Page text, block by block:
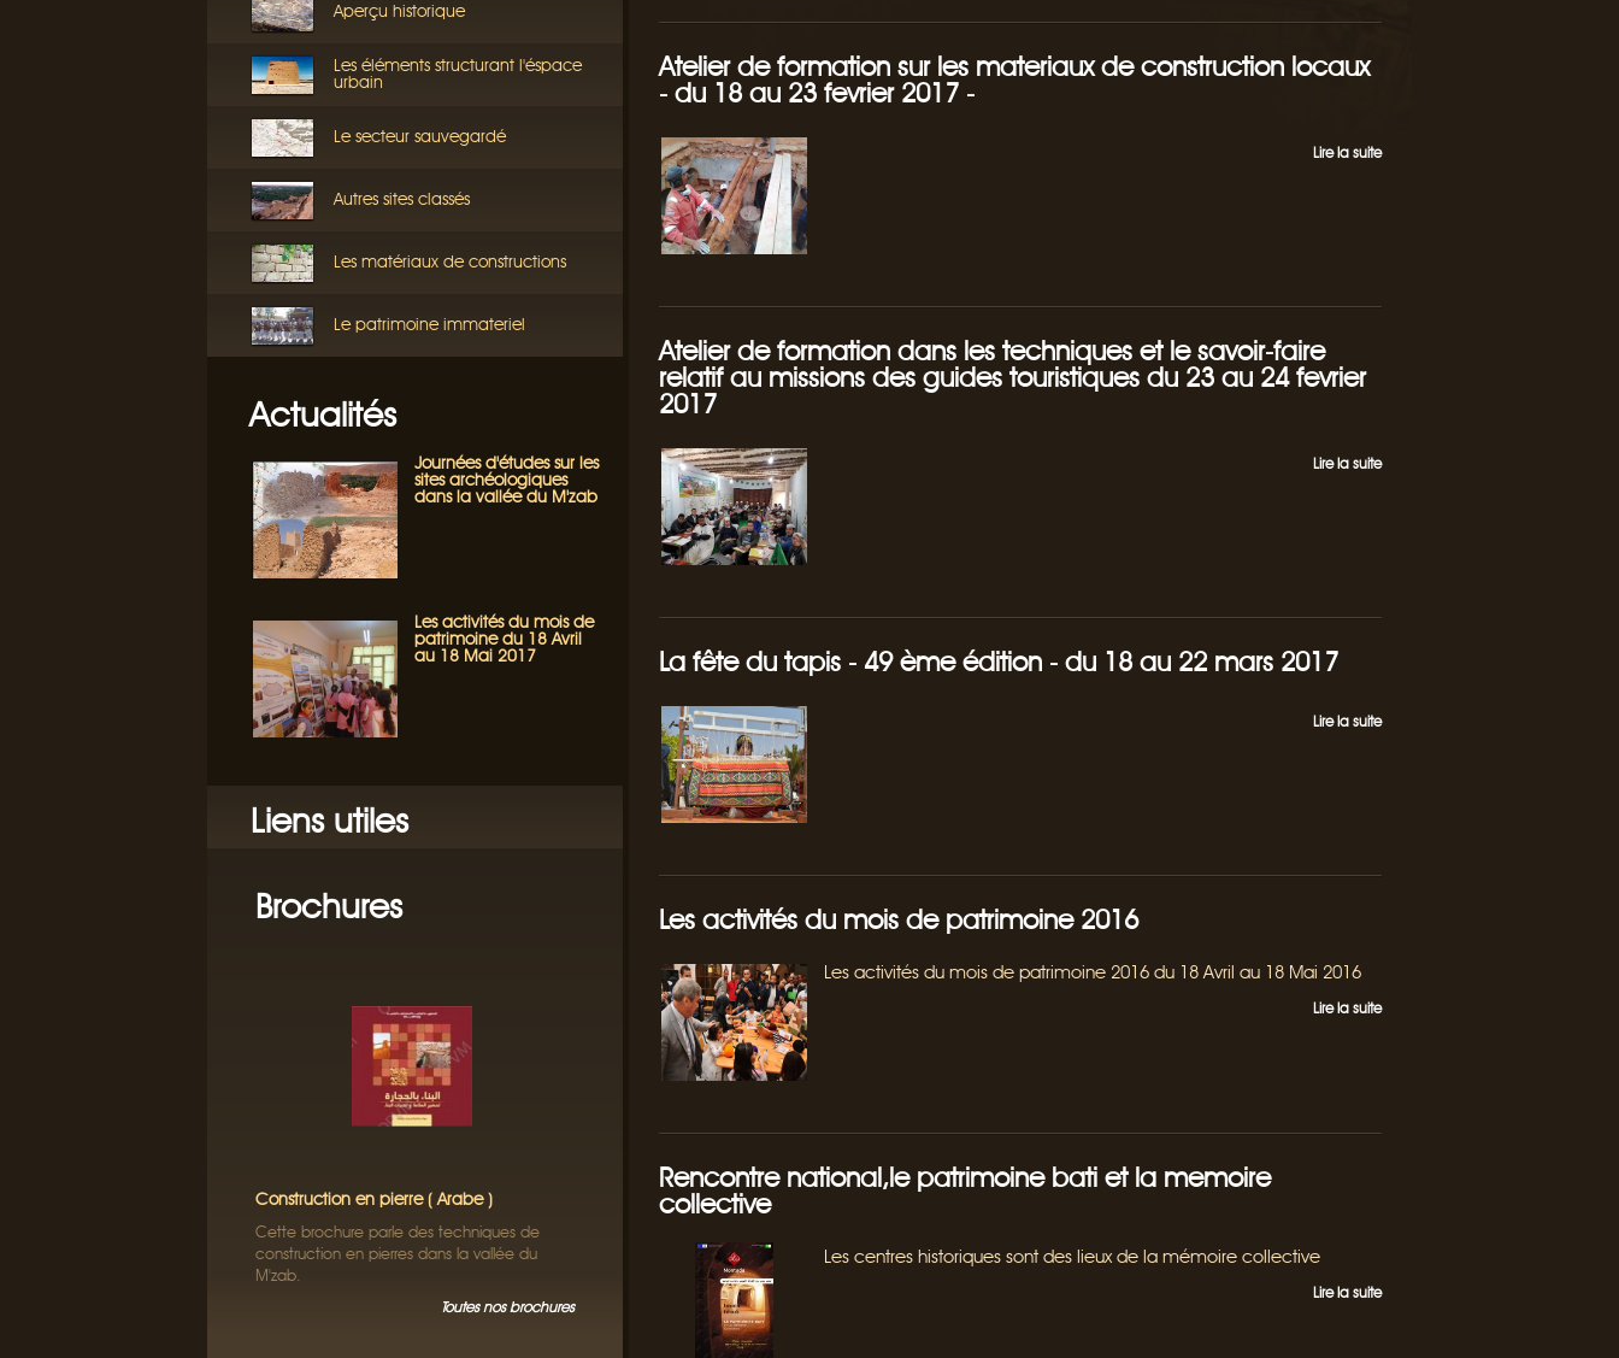
Aperçu historique
Les éléments structurant l'éspace
urbain
Le secteur sauvegardé
Autres sites classés
Les matériaux de constructions
Le patrimoine immateriel
Actualités
Journées d'études sur les
sites archéologiques
dans la vallée du M'zab
Les activités du mois de
patrimoine du 18 Avril
au 18 Mai 2017
Liens utiles
Brochures
Construction en pierre ( Arabe )
Cette brochure parle des techniques de
construction en pierres dans la vallée du
M'zab.
Toutes nos brochures
Atelier de formation sur les materiaux de construction locaux
- du 18 au 23 fevrier 2017 -
Lire la suite
Atelier de formation dans les techniques et le savoir-faire
relatif au missions des guides touristiques du 23 au 24 fevrier
2017
Lire la suite
La fête du tapis - 49 ème édition - du 18 au 22 mars 2017
Lire la suite
Les activités du mois de patrimoine 2016
Les activités du mois de patrimoine 2016 du 18 Avril au 18 Mai 2016
Lire la suite
Rencontre national,le patrimoine bati et la memoire
collective
Les centres historiques sont des lieux de la mémoire collective
Lire la suite